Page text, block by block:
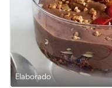
Elaborado